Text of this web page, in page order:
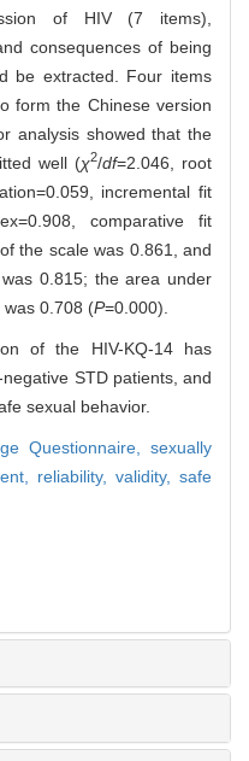
of HIV (7 items),
consequences of being
be extracted. Four items
form the Chinese version
analysis showed that the
well (χ2/df=2.046, root
incremental fit
comparative fit
of the scale was 0.861, and
0.815; the area under
0.708 (P=0.000).
of the HIV-KQ-14 has
STD patients, and
sexual behavior.
Questionnaire,sexually
reliability, validity,safe